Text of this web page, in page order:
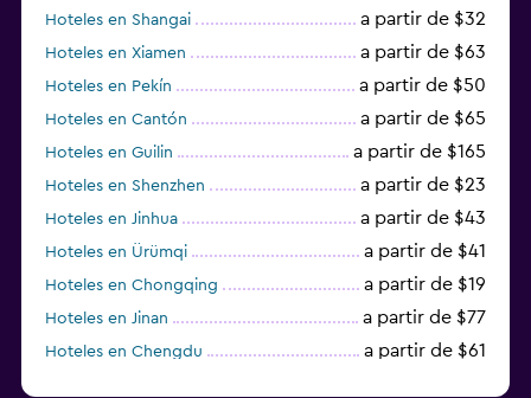
Hoteles en Shangai a partir de $32
Hoteles en Xiamen a partir de $63
Hoteles en Pekín a partir de $50
Hoteles en Cantón a partir de $65
Hoteles en Guilin a partir de $165
Hoteles en Shenzhen a partir de $23
Hoteles en Jinhua a partir de $43
Hoteles en Ürümqi a partir de $41
Hoteles en Chongqing a partir de $19
Hoteles en Jinan a partir de $77
Hoteles en Chengdu a partir de $61